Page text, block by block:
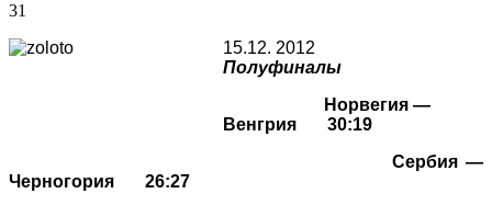
31
15.12. 2012
Полуфиналы
Норвегия —
Венгрия 30:19
Сербия —
Черногория 26:27